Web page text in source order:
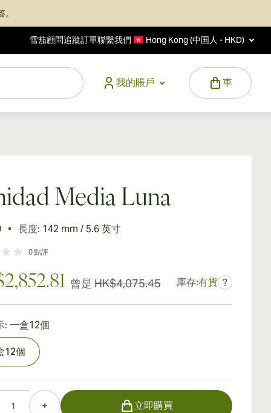
雪茄顧問追蹤訂單聯繫我們 Hong Kong (中国人 - HKD)
我的賬戶
車
Media Luna
長度: 142 mm / 5.6 英寸
0點評
曾是 HK$4,075.45 庫存:有貨 ?
: 一盒12個
12個
立即購買